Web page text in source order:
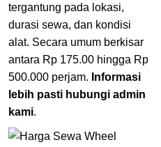
tergantung pada lokasi,
durasi sewa, dan kondisi
alat. Secara umum berkisar
antara Rp 175.00 hingga Rp
500.000 perjam. Informasi
lebih pasti hubungi admin
kami.